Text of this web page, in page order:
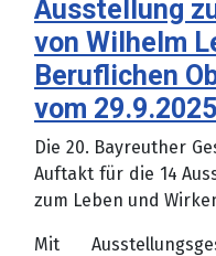
Ausstellung
von Wilhelm
Beruflichen
vom
Die 20. Bayreuther
Auftakt für die 14
zum Leben und
Mit